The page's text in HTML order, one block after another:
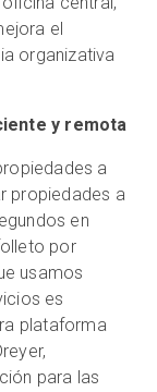
el
organizativa
y remota
a
propiedades a
en
por
usamos
es
plataforma
para las